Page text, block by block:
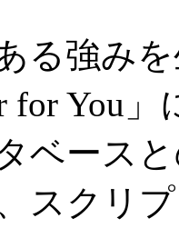
る強み
for You
ベース
スクリ